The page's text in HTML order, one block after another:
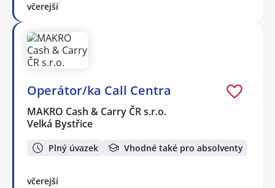
včerejší
Operátor/ka Call Centra
MAKRO Cash & Carry ČR s.r.o.
Velká Bystřice
Plný úvazek Vhodné také pro absolventy
včerejší